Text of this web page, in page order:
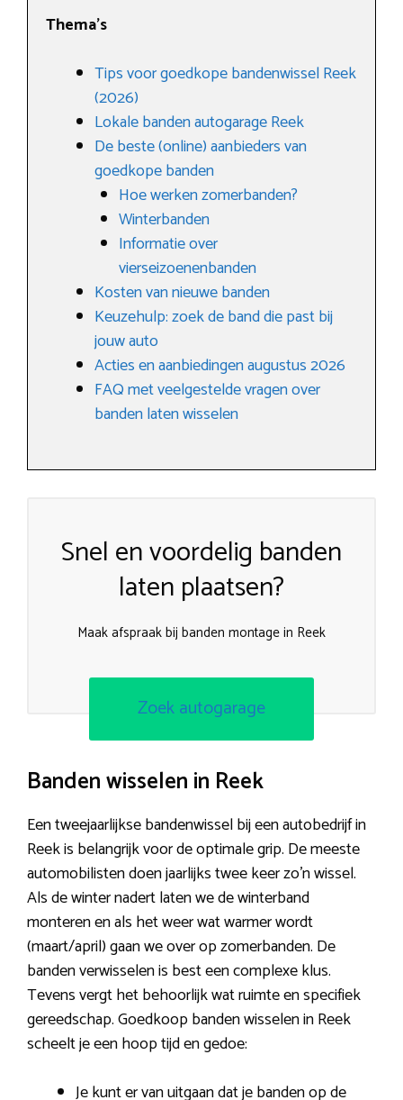
Thema’s
Tips voor goedkope bandenwissel Reek
(2026)
Lokale banden autogarage Reek
De beste (online) aanbieders van
goedkope banden
Hoe werken zomerbanden?
Winterbanden
Informatie over
vierseizoenenbanden
Kosten van nieuwe banden
Keuzehulp: zoek de band die past bij
jouw auto
Acties en aanbiedingen augustus 2026
FAQ met veelgestelde vragen over
banden laten wisselen
Snel en voordelig banden
laten plaatsen?
Maak afspraak bij banden montage in Reek
Zoek autogarage
Banden wisselen in Reek
Een tweejaarlijkse bandenwissel bij een autobedrijf in
Reek is belangrijk voor de optimale grip. De meeste
automobilisten doen jaarlijks twee keer zo’n wissel.
Als de winter nadert laten we de winterband
monteren en als het weer wat warmer wordt
(maart/april) gaan we over op zomerbanden. De
banden verwisselen is best een complexe klus.
Tevens vergt het behoorlijk wat ruimte en specifiek
gereedschap. Goedkoop banden wisselen in Reek
scheelt je een hoop tijd en gedoe:
Je kunt er van uitgaan dat je banden op de